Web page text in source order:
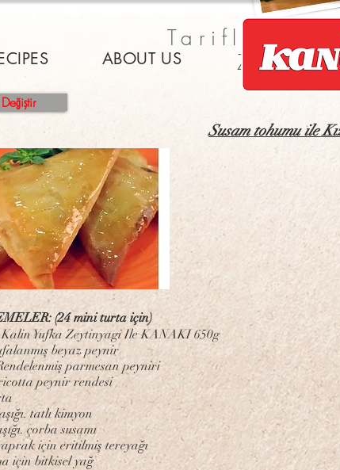
ABOUT US
Tarifleri ile
Susam tohumu ile
(24 mini turta için)
Yufka Zeytinyagi Ile KANAKI 650g
beyaz peynir
parmesan peyniri
peynir rendesi
tatlı kimyon
çorba susamı
için eritilmiş tereyağı
için bitkisel yağ